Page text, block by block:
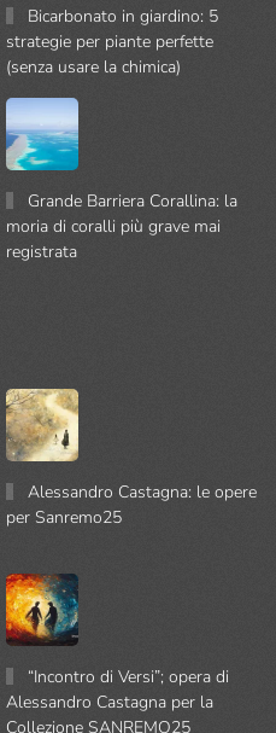
Bicarbonato in giardino: 5
strategie per piante perfette
(senza usare la chimica)
Grande Barriera Corallina: la
moria di coralli più grave mai
registrata
Alessandro Castagna: le opere
per Sanremo25
“Incontro di Versi”; opera di
Alessandro Castagna per la
Collezione SANREMO25